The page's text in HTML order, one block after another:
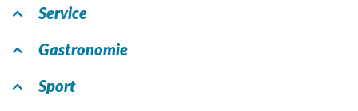
Service
Gastronomie
Sport